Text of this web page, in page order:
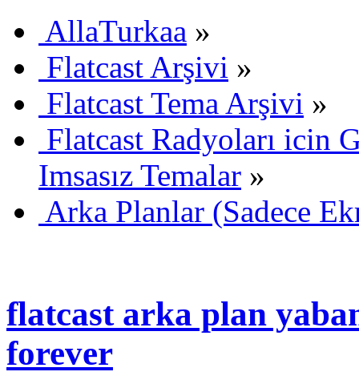
AllaTurkaa »
Flatcast Arşivi »
Flatcast Tema Arşivi »
Flatcast Radyoları icin
Imsasız Temalar »
Arka Planlar (Sadece
flatcast arka plan
forever